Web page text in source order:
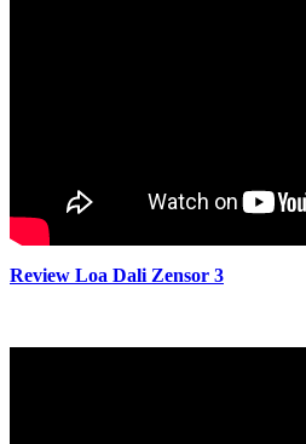
Review Loa Dali Zensor 3